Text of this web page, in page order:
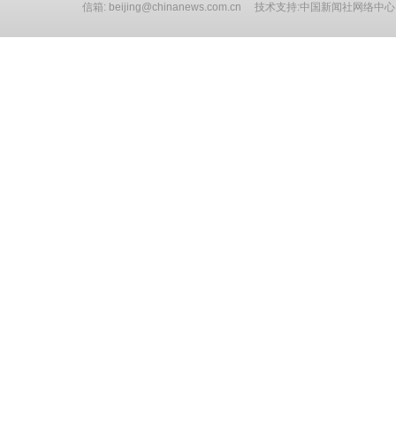
信箱: beijing@chinanews.com.cn 技术支持:中国新闻社网络中心